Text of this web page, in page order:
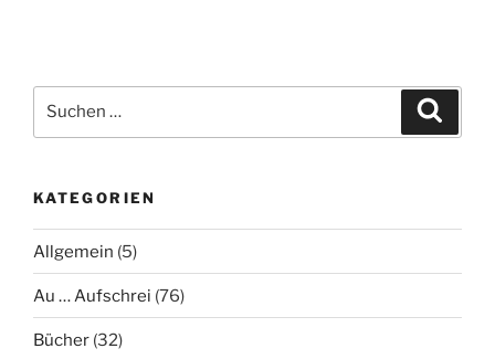
nach:
KATEGORIEN
Allgemein (5)
Au … Aufschrei (76)
Bücher (32)